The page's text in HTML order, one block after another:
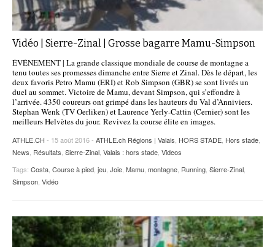
Vidéo | Sierre-Zinal | Grosse bagarre Mamu-Simpson
ÉVÉNEMENT | La grande classique mondiale de course de montagne a
tenu toutes ses promesses dimanche entre Sierre et Zinal. Dès le départ, les
deux favoris Petro Mamu (ERI) et Rob Simpson (GBR) se sont livrés un
duel au sommet. Victoire de Mamu, devant Simpson, qui s’effondre à
l’arrivée. 4350 coureurs ont grimpé dans les hauteurs du Val d’Anniviers.
Stephan Wenk (TV Oerliken) et Laurence Yerly-Cattin (Cernier) sont les
meilleurs Helvètes du jour. Revivez la course élite en images.
ATHLE.CH - 15 août 2016 - ATHLE.ch Régions | Valais HORS STADE Hors stade
News Résultats Sierre-Zinal Valais : hors stade Videos
Tags: Costa Course à pied jeu Joie Mamu montagne Running Sierre-Zinal
Simpson Vidéo